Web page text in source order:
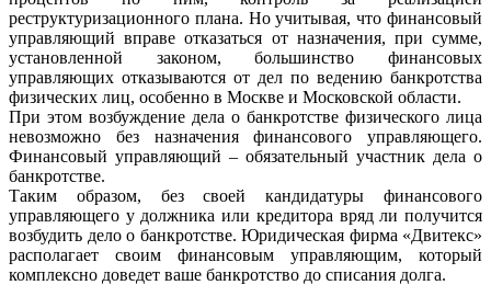
реструктуризационного плана. Но учитывая, что финансовый
управляющий вправе отказаться от назначения, при сумме,
установленной законом, большинство финансовых
управляющих отказываются от дел по ведению банкротства
физических лиц, особенно в Москве и Московской области.
При этом возбуждение дела о банкротстве физического лица
невозможно без назначения финансового управляющего.
Финансовый управляющий – обязательный участник дела о
банкротстве.
Таким образом, без своей кандидатуры финансового
управляющего у должника или кредитора вряд ли получится
возбудить дело о банкротстве. Юридическая фирма «Двитекс»
располагает своим финансовым управляющим, который
комплексно доведет ваше банкротство до списания долга.